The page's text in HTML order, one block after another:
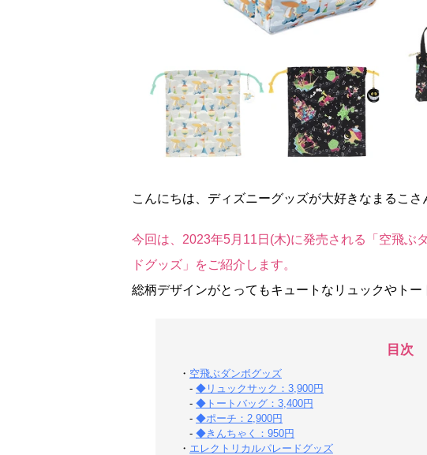
こんにちは、ディズニーグッズが大好きなまるこさ
今回は、2023年5月11日(木)に発売される「空飛ぶ
ドグッズ」をご紹介します。
総柄デザインがとってもキュートなリュックやト
目次
・ 空飛ぶダンボグッズ
- ◆リュックサック：3,900円
- ◆トートバッグ：3,400円
- ◆ポーチ：2,900円
- ◆きんちゃく：950円
・ エレクトリカルパレードグッズ